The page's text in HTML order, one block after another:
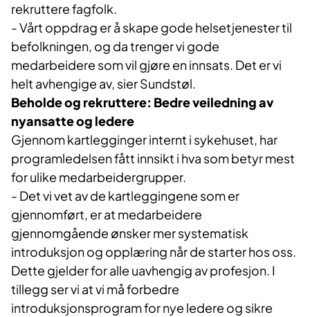
rekruttere fagfolk.
- Vårt oppdrag er å skape gode helsetjenester til
befolkningen, og da trenger vi gode
medarbeidere som vil gjøre en innsats. Det er vi
helt avhengige av, sier Sundstøl.
Beholde og rekruttere: Bedre veiledning av
nyansatte og ledere
Gjennom kartlegginger internt i sykehuset, har
programledelsen fått innsikt i hva som betyr mest
for ulike medarbeidergrupper.
- Det vi vet av de kartleggingene som er
gjennomført, er at medarbeidere
gjennomgående ønsker mer systematisk
introduksjon og opplæring når de starter hos oss.
Dette gjelder for alle uavhengig av profesjon. I
tillegg ser vi at vi må forbedre
introduksjonsprogram for nye ledere og sikre